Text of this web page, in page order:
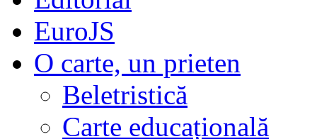
EuroJS
O carte, un prieten
Beletristică
Carte educațională